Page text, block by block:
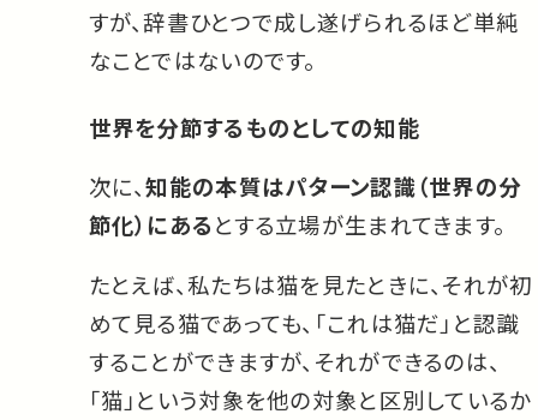
すが、辞書ひとつで成し遂げられるほど単純
なことではないのです。
世界を分節するものとしての知能
次に、知能の本質はパターン認識（世界の分
節化）にあるとする立場が生まれてきます。
たとえば、私たちは猫を見たときに、それが初
めて見る猫であっても、「これは猫だ」と認識
することができますが、それができるのは、
「猫」という対象を他の対象と区別しているか